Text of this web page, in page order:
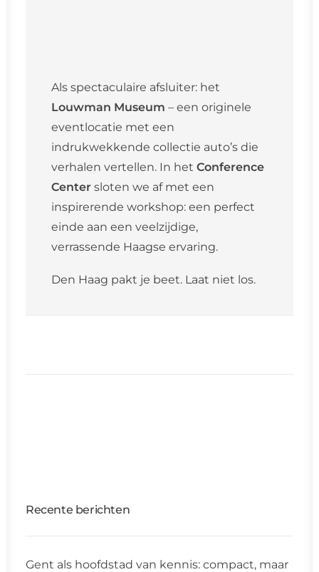
Als spectaculaire afsluiter: het
Louwman Museum – een originele
eventlocatie met een
indrukwekkende collectie auto’s die
verhalen vertellen. In het Conference
Center sloten we af met een
inspirerende workshop: een perfect
einde aan een veelzijdige,
verrassende Haagse ervaring.
Den Haag pakt je beet. Laat niet los.
Recente berichten
Gent als hoofdstad van kennis: compact, maar